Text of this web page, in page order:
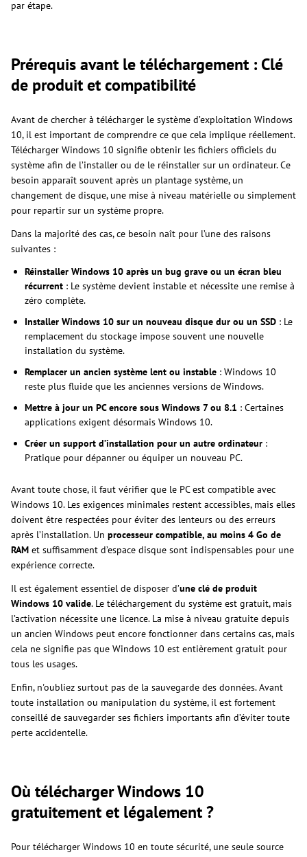
par étape.
Prérequis avant le téléchargement : Clé
de produit et compatibilité
Avant de chercher à télécharger le système d’exploitation Windows
10, il est important de comprendre ce que cela implique réellement.
Télécharger Windows 10 signifie obtenir les fichiers officiels du
système afin de l’installer ou de le réinstaller sur un ordinateur. Ce
besoin apparaît souvent après un plantage système, un
changement de disque, une mise à niveau matérielle ou simplement
pour repartir sur un système propre.
Dans la majorité des cas, ce besoin naît pour l’une des raisons
suivantes :
Réinstaller Windows 10 après un bug grave ou un écran bleu
récurrent : Le système devient instable et nécessite une remise à
zéro complète.
Installer Windows 10 sur un nouveau disque dur ou un SSD : Le
remplacement du stockage impose souvent une nouvelle
installation du système.
Remplacer un ancien système lent ou instable : Windows 10
reste plus fluide que les anciennes versions de Windows.
Mettre à jour un PC encore sous Windows 7 ou 8.1 : Certaines
applications exigent désormais Windows 10.
Créer un support d’installation pour un autre ordinateur :
Pratique pour dépanner ou équiper un nouveau PC.
Avant toute chose, il faut vérifier que le PC est compatible avec
Windows 10. Les exigences minimales restent accessibles, mais elles
doivent être respectées pour éviter des lenteurs ou des erreurs
après l’installation. Un processeur compatible, au moins 4 Go de
RAM et suffisamment d’espace disque sont indispensables pour une
expérience correcte.
Il est également essentiel de disposer d’une clé de produit
Windows 10 valide. Le téléchargement du système est gratuit, mais
l’activation nécessite une licence. La mise à niveau gratuite depuis
un ancien Windows peut encore fonctionner dans certains cas, mais
cela ne signifie pas que Windows 10 est entièrement gratuit pour
tous les usages.
Enfin, n'oubliez surtout pas de la sauvegarde des données. Avant
toute installation ou manipulation du système, il est fortement
conseillé de sauvegarder ses fichiers importants afin d’éviter toute
perte accidentelle.
Où télécharger Windows 10
gratuitement et légalement ?
Pour télécharger Windows 10 en toute sécurité, une seule source